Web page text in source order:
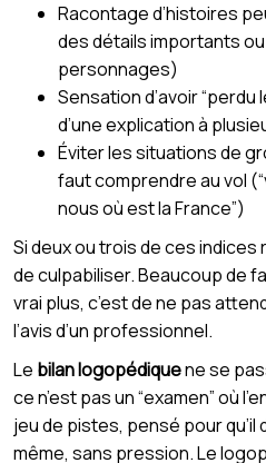
Racontage d’histoires
des détails importants
personnages)
Sensation d’avoir “perdu
d’une explication à
Éviter les situations de
faut comprendre au vol
nous où est la France”)
Si deux ou trois de ces
de culpabiliser. Beaucoup de
vrai plus, c’est de ne pas
l’avis d’un professionnel.
Le bilan logopédiquene se
ce n’est pas un “examen” où
jeu de pistes, pensé pour qu’il
même, sans pression. Le